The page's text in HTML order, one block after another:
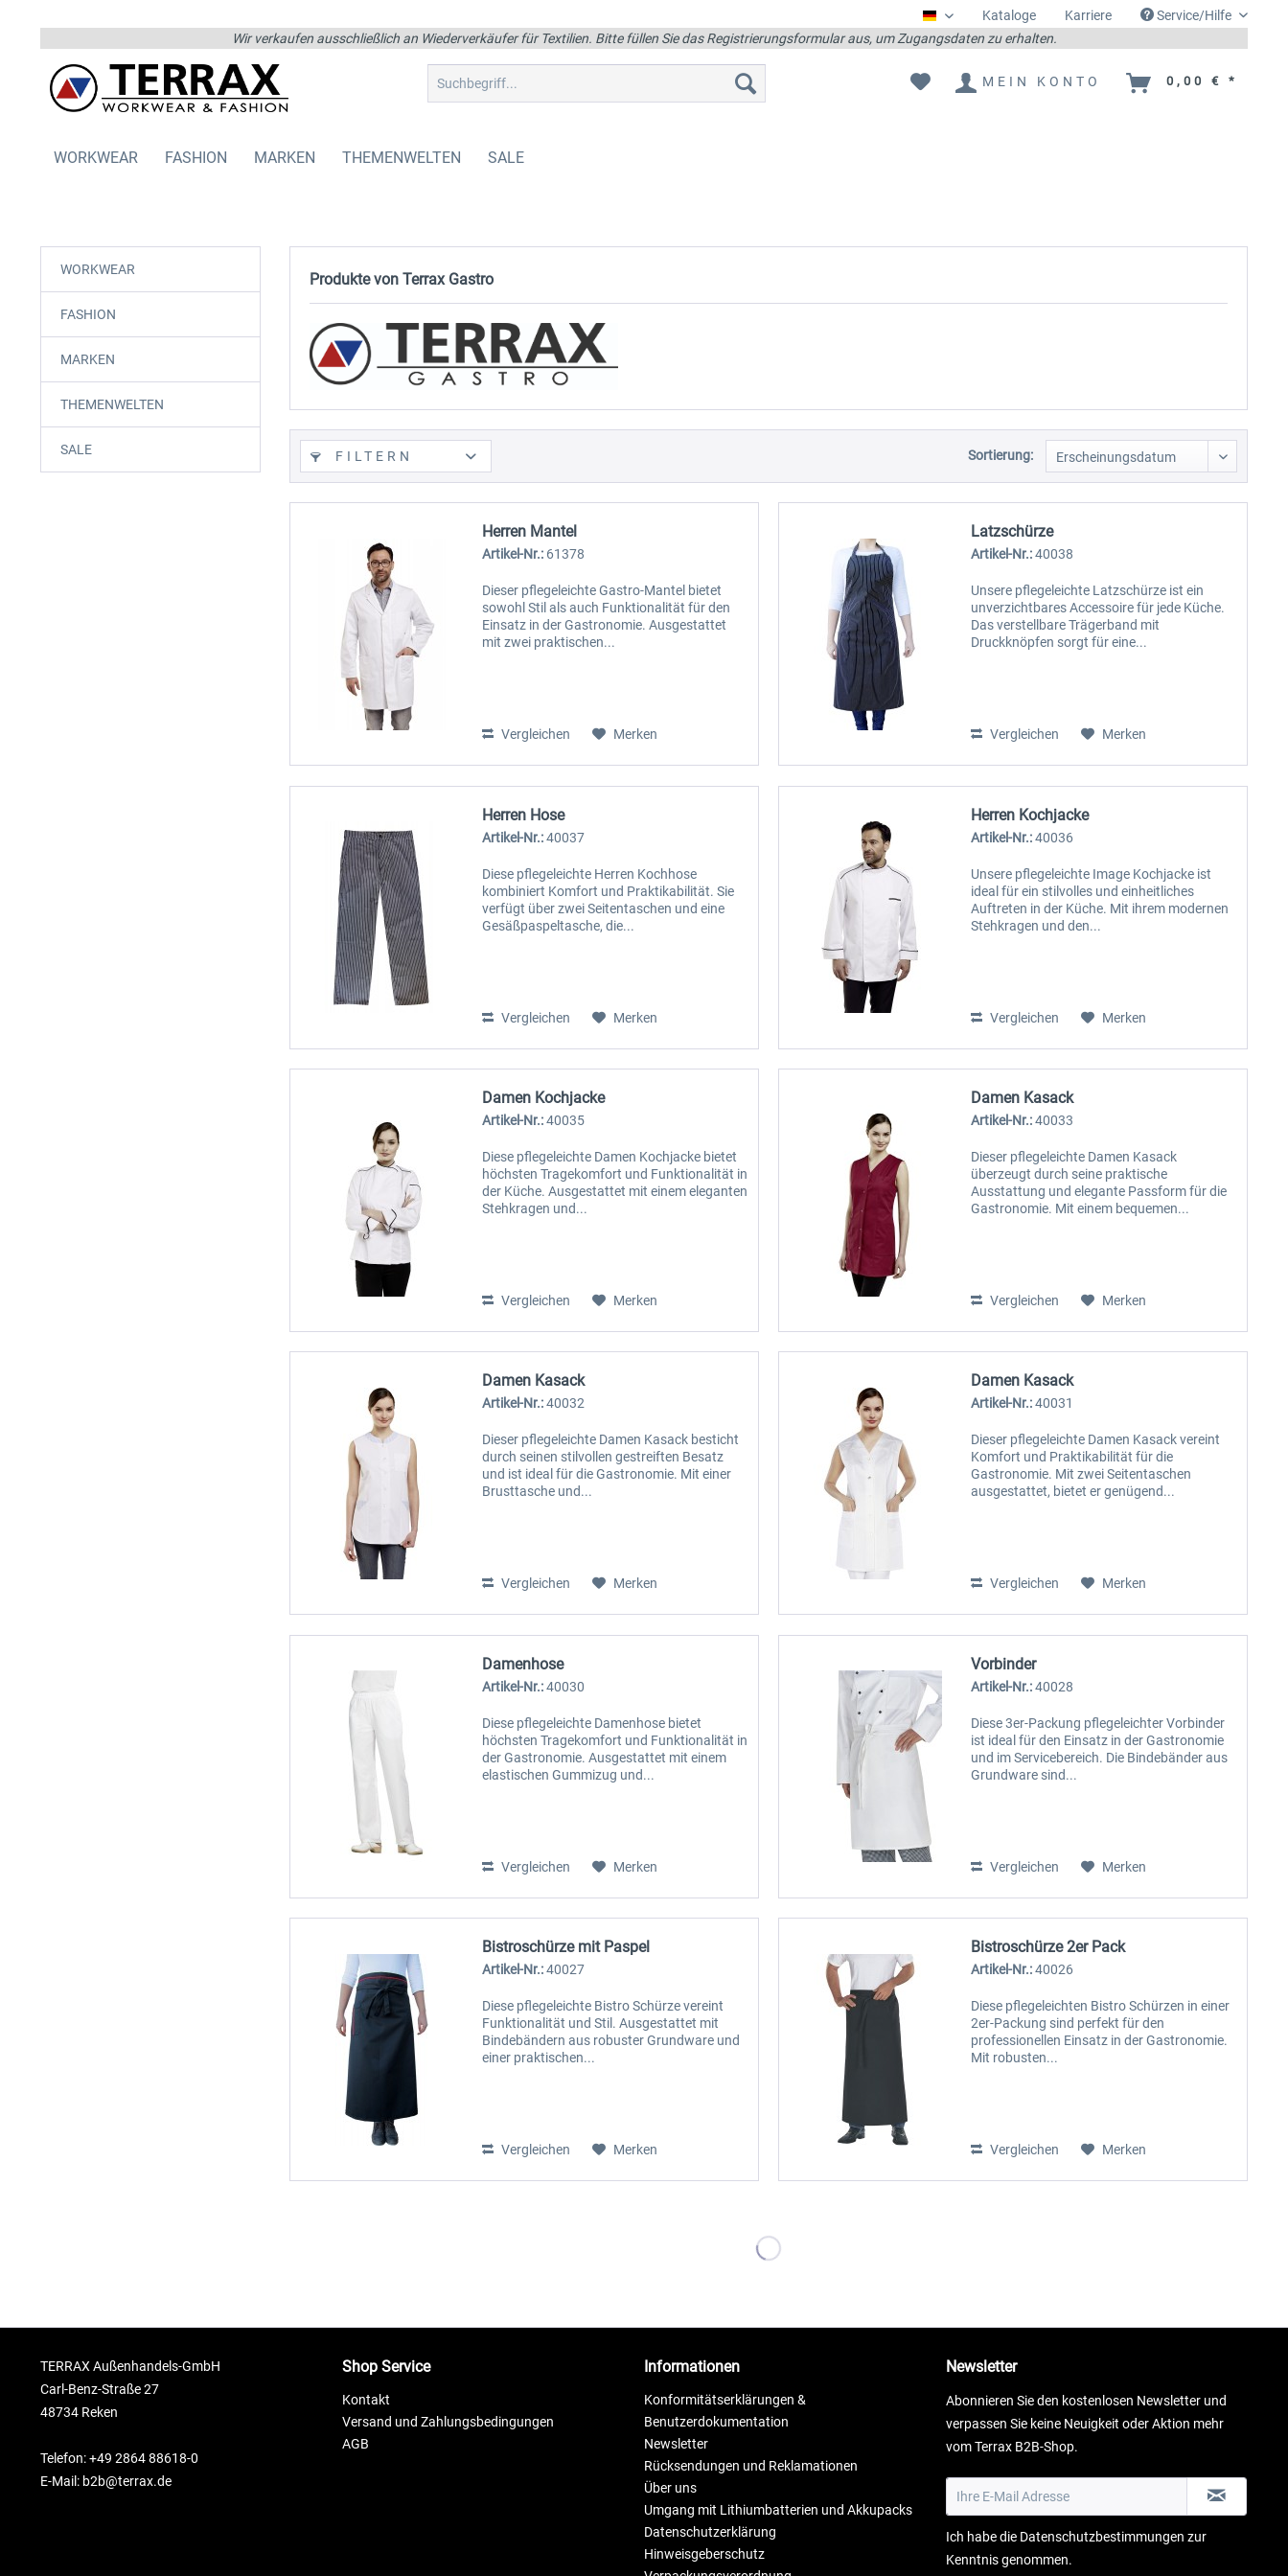
DeutschKataloge Karriere
Service/Hilfe
Wir verkaufen ausschließlich an Wiederverkäufer für Textilien. Bitte füllen Sie das Registrierungsformular aus, um Zugangsdaten zu erhalten.
MEIN KONTO 0,00 € *
WORKWEAR FASHION MARKEN THEMENWELTEN SALE
WORKWEAR
FASHION
MARKEN
THEMENWELTEN
SALE
Produkte von Terrax Gastro
FILTERN Sortierung:
Herren Mantel
Artikel-Nr.: 61378
Dieser pflegeleichte Gastro-Mantel bietet
sowohl Stil als auch Funktionalität für den
Einsatz in der Gastronomie. Ausgestattet
mit zwei praktischen...
Vergleichen Merken
Latzschürze
Artikel-Nr.:40038
Unsere pflegeleichte Latzschürze ist ein
unverzichtbares Accessoire für jede Küche.
Das verstellbare Trägerband mit
Druckknöpfen sorgt für eine...
Vergleichen Merken
Herren Hose
Artikel-Nr.:40037
Diese pflegeleichte Herren Kochhose
kombiniert Komfort und Praktikabilität. Sie
verfügt über zwei Seitentaschen und eine
Gesäßpaspeltasche, die...
Vergleichen Merken
Herren Kochjacke
Artikel-Nr.:40036
Unsere pflegeleichte Image Kochjacke ist
ideal für ein stilvolles und einheitliches
Auftreten in der Küche. Mit ihrem modernen
Stehkragen und den...
Vergleichen Merken
Damen Kochjacke
Artikel-Nr.:40035
Diese pflegeleichte Damen Kochjacke bietet
höchsten Tragekomfort und Funktionalität in
der Küche. Ausgestattet mit einem eleganten
Stehkragen und...
Vergleichen Merken
Damen Kasack
Artikel-Nr.:40033
Dieser pflegeleichte Damen Kasack
überzeugt durch seine praktische
Ausstattung und elegante Passform für die
Gastronomie. Mit einem bequemen...
Vergleichen Merken
Damen Kasack
Artikel-Nr.:40032
Dieser pflegeleichte Damen Kasack besticht
durch seinen stilvollen gestreiften Besatz
und ist ideal für die Gastronomie. Mit einer
Brusttasche und...
Vergleichen Merken
Damen Kasack
Artikel-Nr.:40031
Dieser pflegeleichte Damen Kasack vereint
Komfort und Praktikabilität für die
Gastronomie. Mit zwei Seitentaschen
ausgestattet, bietet er genügend...
Vergleichen Merken
Damenhose
Artikel-Nr.:40030
Diese pflegeleichte Damenhose bietet
höchsten Tragekomfort und Funktionalität in
der Gastronomie. Ausgestattet mit einem
elastischen Gummizug und...
Vergleichen Merken
Vorbinder
Artikel-Nr.:40028
Diese 3er-Packung pflegeleichter Vorbinder
ist ideal für den Einsatz in der Gastronomie
und im Servicebereich. Die Bindebänder aus
Grundware sind...
Vergleichen Merken
Bistroschürze mit Paspel
Artikel-Nr.:40027
Diese pflegeleichte Bistro Schürze vereint
Funktionalität und Stil. Ausgestattet mit
Bindebändern aus robuster Grundware und
einer praktischen...
Vergleichen Merken
Bistroschürze 2er Pack
Artikel-Nr.:40026
Diese pflegeleichten Bistro Schürzen in einer
2er-Packung sind perfekt für den
professionellen Einsatz in der Gastronomie.
Mit robusten...
Vergleichen Merken
TERRAX Außenhandels-GmbH
Carl-Benz-Straße 27
48734 Reken
Telefon: +49 2864 88618-0
E-Mail: b2b@terrax.de
Shop Service
Kontakt
Versand und Zahlungsbedingungen
AGB
Informationen
Konformitätserklärungen &
Benutzerdokumentation
Newsletter
Rücksendungen und Reklamationen
Über uns
Umgang mit Lithiumbatterien und Akkupacks
Datenschutzerklärung
Hinweisgeberschutz
Newsletter
Abonnieren Sie den kostenlosen Newsletter und
verpassen Sie keine Neuigkeit oder Aktion mehr
vom Terrax B2B-Shop.
Ich habe die Datenschutzbestimmungen zur
Kenntnis genommen.